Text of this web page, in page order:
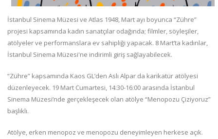
İstanbul Sinema Müzesi ve Atlas 1948, Mart ayı boyunca “Zühre”
projesi kapsamında kadın sanatçılar odağında; filmler, söyleşiler,
atölyeler ve performanslara ev sahipliği yapacak. 8 Mart’ta kadınlar,
İstanbul Sinema Müzesi'ne indirimli giriş sağlayabilecek.
“Zühre” kapsamında Kaos GL’den Aslı Alpar da karikatür atölyesi
düzenleyecek. 19 Mart Cumartesi, 14:30-16:00 arasında İstanbul
Sinema Müzesi’nde gerçekleşecek olan atölye “Menopozu Çiziyoruz”
başlıklı.
Atölye, erken menopoz ve menopozu deneyimleyen herkese açık.